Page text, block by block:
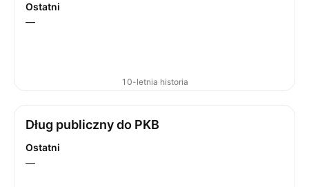
Ostatni
—
10-letnia historia
Dług publiczny do PKB
Ostatni
—